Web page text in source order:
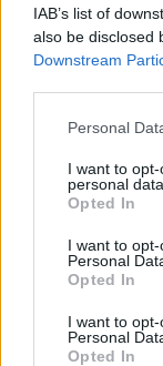
IAB’s list of
also be disclosed
Downstream
Personal
I want to
personal data.
Opted In
I want to
Personal
Opted In
I want to
Personal
Opted In
România pe
Altul
Arhiva sondajelor